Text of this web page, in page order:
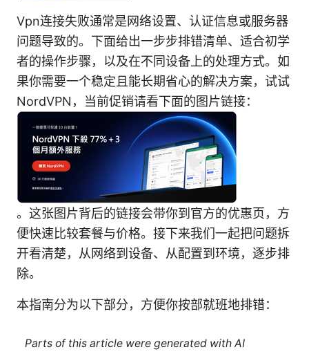
Vpn连接失败通常是网络设置、认证信息或服务器
问题导致的。下面给出一步步排错清单、适合初学
者的操作步骤，以及在不同设备上的处理方式。如
果你需要一个稳定且能长期省心的解决方案，试试
NordVPN，当前促销请看下面的图片链接：
。这张图片背后的链接会带你到官方的优惠页，方
便快速比较套餐与价格。接下来我们一起把问题拆
开看清楚，从网络到设备、从配置到环境，逐步排
除。
本指南分为以下部分，方便你按部就班地排错：
Parts of this article were generated with AI